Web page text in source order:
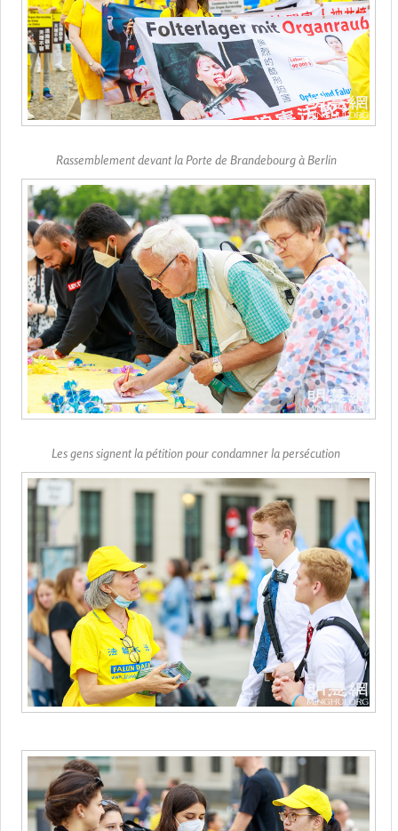
Rassemblement devant la Porte de Brandebourg à Berlin
Les gens signent la pétition pour condamner la persécution